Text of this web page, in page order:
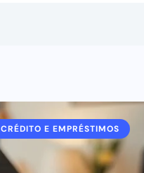
CRÉDITO E EMPRÉSTIMOS